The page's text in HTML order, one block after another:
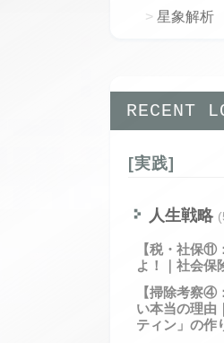
星象解析
RECENT
[実践]
人生戦略
【税・社保⑪
よ！｜社会保
【掃除考察④
い本当の理由
ティン」の作